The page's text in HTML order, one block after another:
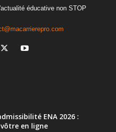
éducative non STOP
ENA 2026 :
en ligne